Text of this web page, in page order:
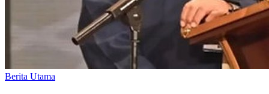
Berita Utama